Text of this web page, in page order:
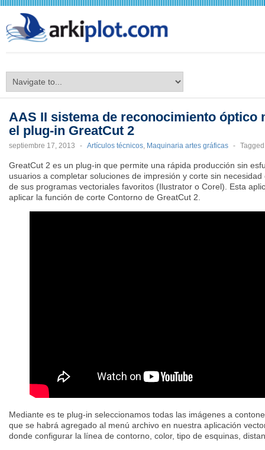
AAS II sistema de reconocimiento óptico
el plug-in GreatCut 2
septiembre 17, 2013 - Artículos técnicos, Maquinaria artes gráficas -
GreatCut 2 es un plug-in que permite una rápida producción sin
usuarios a completar soluciones de impresión y corte sin
de sus programas vectoriales favoritos (Ilustrator o Corel). Esta
aplicar la función de corte Contorno de GreatCut 2.
Mediante es te plug-in seleccionamos todas las imágenes a
que se habrá agregado al menú archivo en nuestra aplicación
donde configurar la línea de contorno, color, tipo de esquinas,